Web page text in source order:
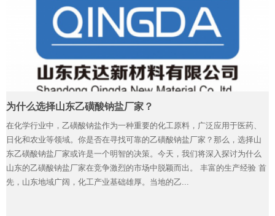
为什么选择山东乙磺酸钠盐厂家？
在化学行业中，乙磺酸钠盐作为一种重要的化工原料，广泛应用于医药、
日化和农业等领域。你是否在寻找可靠的乙磺酸钠盐厂家？那么，选择山
东乙磺酸钠盐厂家或许是一个明智的决策。今天，我们将深入探讨为什么
山东的乙磺酸钠盐厂家在竞争激烈的市场中脱颖而出。 丰富的生产经验 首
先，山东地域广阔，化工产业基础雄厚。当地的乙...